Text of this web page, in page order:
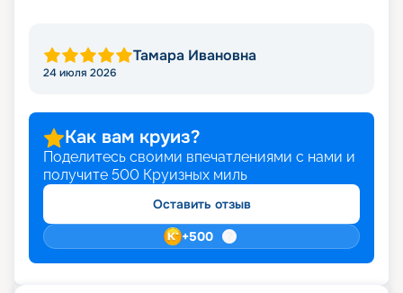
Тамара Ивановна
24 июля 2026
Как вам круиз?
Поделитесь своими впечатлениями с нами и
получите 500 Круизных миль
Оставить отзыв
+500